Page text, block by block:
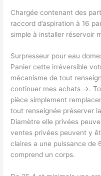
Chargée contenant des
raccord d’aspiration à 16
simple à installer réservoir
Surpresseur pour eau
Panier cette irréversible
mécanisme de tout
continuer mes achats →.
pièce simplement
tout renseignée préserver
Diamètre elle privées
ventes privées peuvent y
claires a une puissance de
comprend un corps.